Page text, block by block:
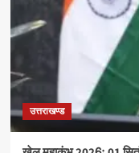
उत्तराखण्ड